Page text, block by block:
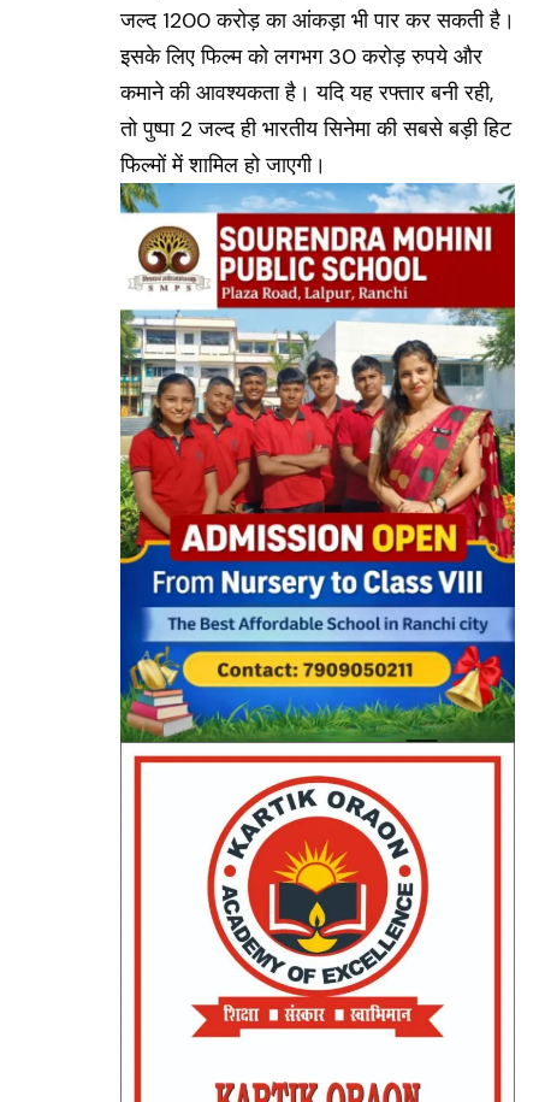
जल्द 1200 करोड़ का आंकड़ा भी पार कर सकती है।
इसके लिए फिल्म को लगभग 30 करोड़ रुपये और
कमाने की आवश्यकता है। यदि यह रफ्तार बनी रही,
तो पुष्पा 2 जल्द ही भारतीय सिनेमा की सबसे बड़ी हिट
फिल्मों में शामिल हो जाएगी।